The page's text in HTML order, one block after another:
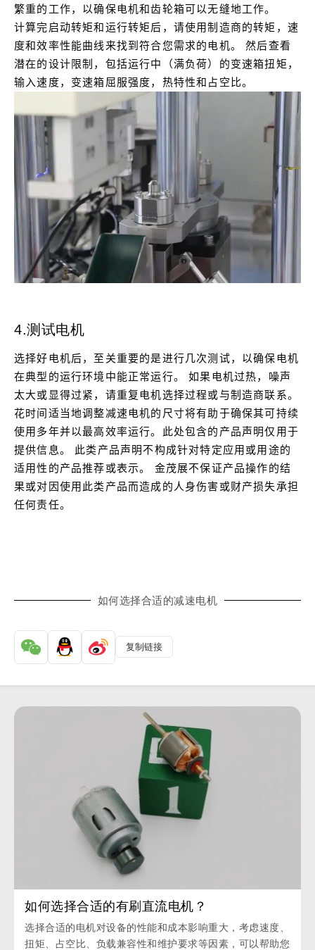
繁重的工作，以确保电机和齿轮箱可以无缝地工作。
计算完启动转矩和运行转矩后，请使用制造商的转矩，速
度和效率性能曲线来找到符合您需求的电机。
然后查看
潜在的设计限制，包括运行中（满负荷）的变速箱扭矩，
输入速度，变速箱屈服强度，热特性和占空比。
4.测试电机
选择好电机后，至关重要的是进行几次测试，以确保电机
在典型的运行环境中能正常运行。
如果电机过热，噪声
太大或显得过紧，请重复电机选择过程或与制造商联系。
花时间适当地调整减速电机的尺寸将有助于确保其可持续
使用多年并以最高效率运行。 此处包含的产品声明仅用于
提供信息。
此类产品声明不构成针对特定应用或用途的
适用性的产品推荐或表示。
金茂展不保证产品操作的结
果或对因使用此类产品而造成的人身伤害或财产损失承担
任何责任。
如何选择合适的减速电机
复制链接
如何选择合适的有刷直流电机？
选择合适的电机对设备的性能和成本影响重大，考虑速度、
扭矩、占空比、负载兼容性和维护要求等因素，可以帮助您